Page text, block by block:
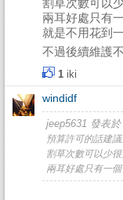
割草次數可以
兩耳好處只有
就是不用花到
不過後續維護
1 iki
windidf
jeep5631 發表
預算許可的話建
割草次數可以少
兩耳好處只有一個